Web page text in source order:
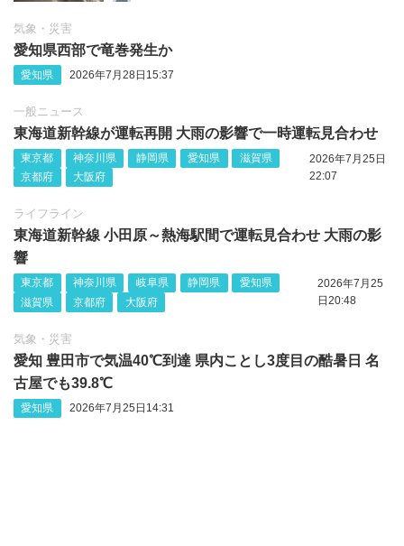
気象・災害
愛知県西部で竜巻発生か
愛知県 2026年7月28日15:37
一般ニュース
東海道新幹線が運転再開 大雨の影響で一時運転見合わせ
東京都 神奈川県 静岡県 愛知県
滋賀県
京都府
大阪府
2026年7月25日
22:07
ライフライン
東海道新幹線 小田原～熱海駅間で運転見合わせ 大雨の影
響
東京都 神奈川県 岐阜県 静岡県
愛知県
滋賀県
京都府 大阪府
2026年7月25
日20:48
気象・災害
愛知 豊田市で気温40℃到達 県内ことし3度目の酷暑日 名
古屋でも39.8℃
愛知県 2026年7月25日14:31